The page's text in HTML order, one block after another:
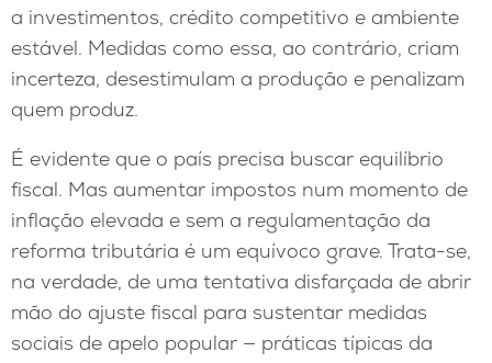
a investimentos, crédito competitivo e ambiente
estável. Medidas como essa, ao contrário, criam
incerteza, desestimulam a produção e penalizam
quem produz.
É evidente que o país precisa buscar equilíbrio
fiscal. Mas aumentar impostos num momento de
inflação elevada e sem a regulamentação da
reforma tributária é um equívoco grave. Trata-se,
na verdade, de uma tentativa disfarçada de abrir
mão do ajuste fiscal para sustentar medidas
sociais de apelo popular — práticas típicas da